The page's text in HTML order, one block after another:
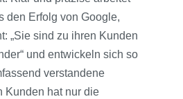
den Erfolg von Google,
„Sie sind zu ihren Kunden
und entwickeln sich so
verstandene
Kunden hat nur die